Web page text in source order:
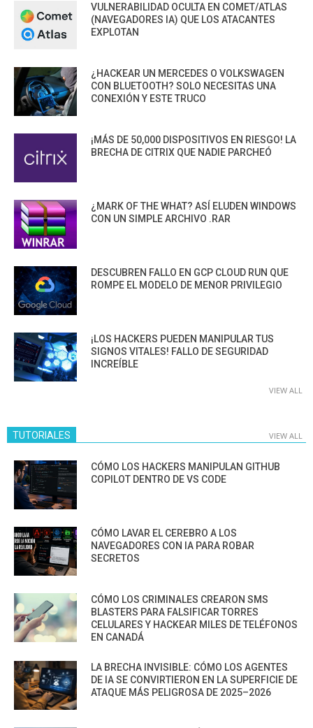
VULNERABILIDAD OCULTA EN COMET/ATLAS
(NAVEGADORES IA) QUE LOS ATACANTES
EXPLOTAN
¿HACKEAR UN MERCEDES O VOLKSWAGEN
CON BLUETOOTH? SOLO NECESITAS UNA
CONEXIÓN Y ESTE TRUCO
¡MÁS DE 50,000 DISPOSITIVOS EN RIESGO! LA
BRECHA DE CITRIX QUE NADIE PARCHEÓ
¿MARK OF THE WHAT? ASÍ ELUDEN WINDOWS
CON UN SIMPLE ARCHIVO .RAR
DESCUBREN FALLO EN GCP CLOUD RUN QUE
ROMPE EL MODELO DE MENOR PRIVILEGIO
¡LOS HACKERS PUEDEN MANIPULAR TUS
SIGNOS VITALES! FALLO DE SEGURIDAD
INCREÍBLE
VIEW ALL
TUTORIALES VIEW ALL
CÓMO LOS HACKERS MANIPULAN GITHUB
COPILOT DENTRO DE VS CODE
CÓMO LAVAR EL CEREBRO A LOS
NAVEGADORES CON IA PARA ROBAR
SECRETOS
CÓMO LOS CRIMINALES CREARON SMS
BLASTERS PARA FALSIFICAR TORRES
CELULARES Y HACKEAR MILES DE TELÉFONOS
EN CANADÁ
LA BRECHA INVISIBLE: CÓMO LOS AGENTES
DE IA SE CONVIRTIERON EN LA SUPERFICIE DE
ATAQUE MÁS PELIGROSA DE 2025–2026